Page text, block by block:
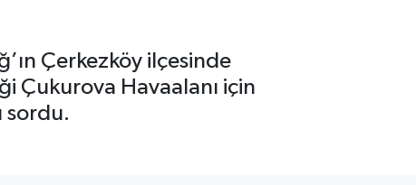
Çerkezköy ilçesinde
Çukurova Havaalanı için
sordu.